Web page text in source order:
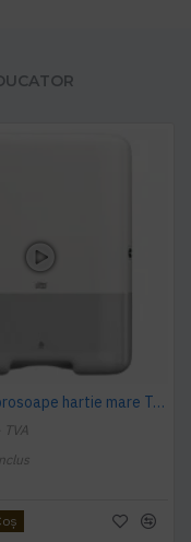
Dispenser prosoape hartie mare Tork, alb, V Fold, capacitate 500 servetele
TVA